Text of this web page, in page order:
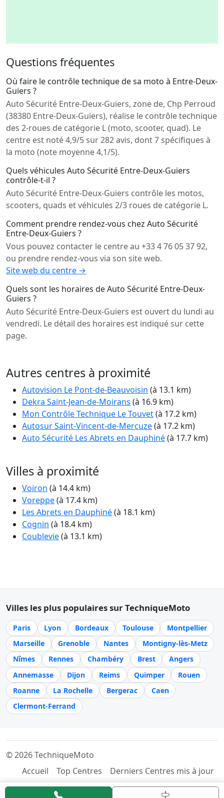
Questions fréquentes
Où faire le contrôle technique de sa moto à Entre-Deux-
Guiers ?
Auto Sécurité Entre-Deux-Guiers, zone de, Chp Perroud
(38380 Entre-Deux-Guiers), réalise le contrôle technique
des 2-roues de catégorie L (moto, scooter, quad). Le
centre est noté 4,9/5 sur 282 avis, dont 7 spécifiques à
la moto (note moyenne 4,1/5).
Quels véhicules Auto Sécurité Entre-Deux-Guiers
contrôle-t-il ?
Auto Sécurité Entre-Deux-Guiers contrôle les motos,
scooters, quads et véhicules 2/3 roues de catégorie L.
Comment prendre rendez-vous chez Auto Sécurité
Entre-Deux-Guiers ?
Vous pouvez contacter le centre au +33 4 76 05 37 92,
ou prendre rendez-vous via son site web.
Site web du centre →
Quels sont les horaires de Auto Sécurité Entre-Deux-
Guiers ?
Auto Sécurité Entre-Deux-Guiers est ouvert du lundi au
vendredi. Le détail des horaires est indiqué sur cette
page.
Autres centres à proximité
Autovision Le Pont-de-Beauvoisin (à 13.1 km)
Dekra Saint-Jean-de-Moirans (à 16.9 km)
Mon Contrôle Technique Le Touvet(à 17.2 km)
Autosur Saint-Vincent-de-Mercuze(à 17.2 km)
Auto Sécurité Les Abrets en Dauphiné(à 17.7 km)
Villes à proximité
Voiron (à 14.4 km)
Voreppe(à 17.4 km)
Les Abrets en Dauphiné(à 18.1 km)
Cognin (à 18.4 km)
Coublevie(à 13.1 km)
Villes les plus populaires sur TechniqueMoto
Paris Lyon Bordeaux Toulouse
Montpellier
Marseille
Grenoble Nantes
Montigny-lès-Metz
Nîmes
Rennes Chambéry Brest
Angers
Annemasse
Dijon Reims Quimper
Rouen
Roanne
La Rochelle Bergerac
Caen
Clermont-Ferrand
© 2026 TechniqueMoto
Accueil
Top Centres
Derniers Centres mis à jour
Référencer mon centre
Mentions légales Contact